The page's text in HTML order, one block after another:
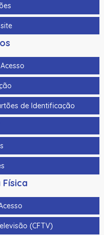
de Identificação
(CFTV)